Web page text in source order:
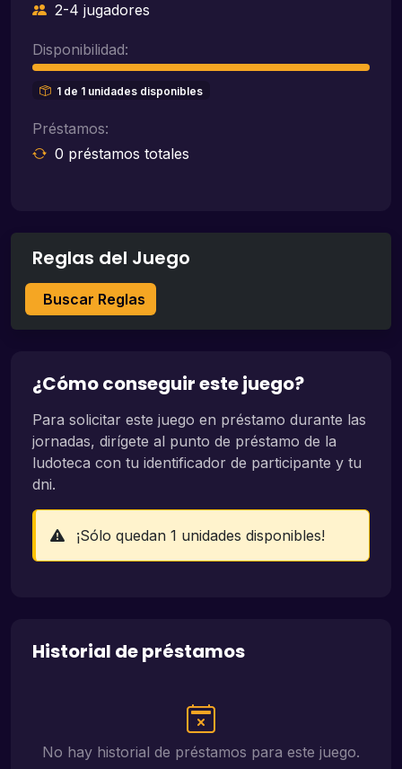
2-4 jugadores
Disponibilidad:
1 de 1 unidades disponibles
Préstamos:
0 préstamos totales
Reglas del Juego
Buscar Reglas
¿Cómo conseguir este juego?
Para solicitar este juego en préstamo durante las
jornadas, dirígete al punto de préstamo de la
ludoteca con tu identificador de participante y tu
dni.
¡Sólo quedan 1 unidades disponibles!
Historial de préstamos
No hay historial de préstamos para este juego.